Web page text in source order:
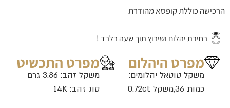
הרכישה כוללת קופסא מהודרת
בחירת יהלום ושיבוץ תוך שעה בלבד !
מפרט היהלום
משקל טוטאל יהלומים:
כמות 36,משקל 0.72ct
מפרט התכשיט
משקל זהב: 3.86 גרם
סוג זהב: 14K